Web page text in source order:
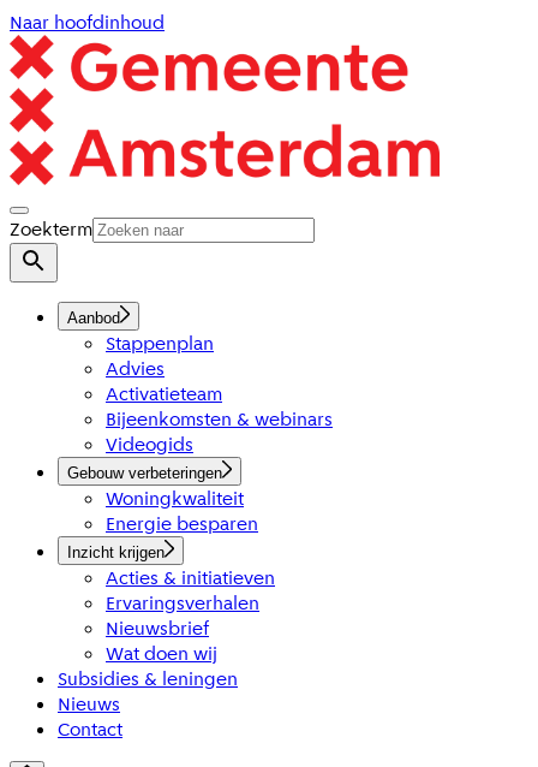
Naar hoofdinhoud
Zoekterm
Aanbod
Stappenplan
Advies
Activatieteam
Bijeenkomsten & webinars
Videogids
Gebouw verbeteringen
Woningkwaliteit
Energie besparen
Inzicht krijgen
Acties & initiatieven
Ervaringsverhalen
Nieuwsbrief
Wat doen wij
Subsidies & leningen
Nieuws
Contact